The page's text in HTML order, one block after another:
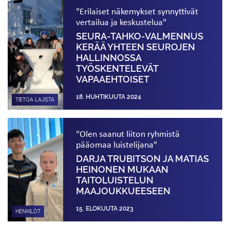
TIETOA LAJISTA
"Erilaiset näkemykset synnyttivät
vertailua ja keskustelua"
SEURA-TAHKO-VALMENNUS
KERÄÄ YHTEEN SEUROJEN
HALLINNOSSA
TYÖSKENTELEVÄT
VAPAAEHTOISET
18. HUHTIKUUTA 2024
HENKILÖT
"Olen saanut liiton ryhmistä
pääomaa luistelijana"
DARJA TRUBITSON JA MATIAS
HEINONEN MUKAAN
TAITOLUISTELUN
MAAJOUKKUEESEEN
15. ELOKUUTA 2023